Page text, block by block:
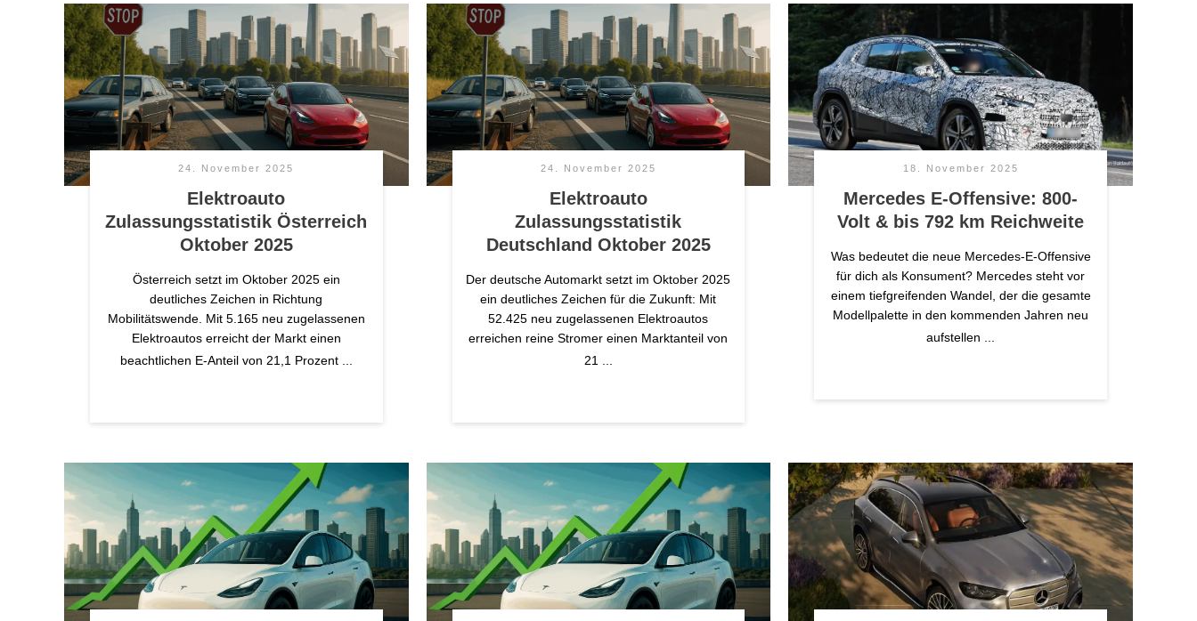
24. November 2025
Elektroauto
Zulassungsstatistik Österreich
Oktober 2025
Österreich setzt im Oktober 2025 ein
deutliches Zeichen in Richtung
Mobilitätswende. Mit 5.165 neu zugelassenen
Elektroautos erreicht der Markt einen
beachtlichen E-Anteil von 21,1 Prozent
24. November 2025
Elektroauto
Zulassungsstatistik
Deutschland Oktober 2025
Der deutsche Automarkt setzt im Oktober 2025
ein deutliches Zeichen für die Zukunft: Mit
52.425 neu zugelassenen Elektroautos
erreichen reine Stromer einen Marktanteil von
21
18. November 2025
Mercedes E-Offensive: 800-
Volt & bis 792 km Reichweite
Was bedeutet die neue Mercedes-E-Offensive
für dich als Konsument? Mercedes steht vor
einem tiefgreifenden Wandel, der die gesamte
Modellpalette in den kommenden Jahren neu
aufstellen